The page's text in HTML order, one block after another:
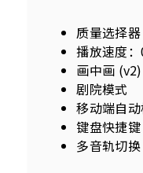
质量选择器
播放速度
画中画 (v2)
剧院模式
移动端自
键盘快捷键
多音轨切